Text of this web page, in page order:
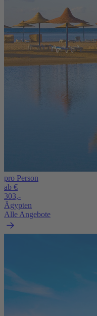
pro Person
ab €
303,-
Ägypten
Alle Angebote